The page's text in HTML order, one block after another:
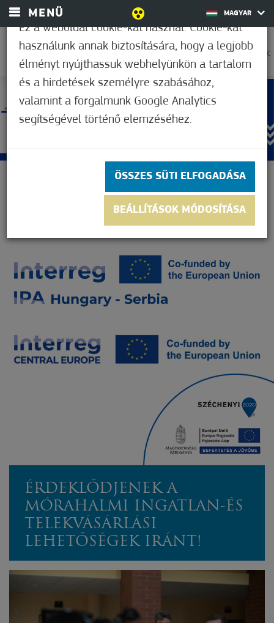
MENÜ MAGYAR
28,9°C
ÉRDEKLŐDJENEK A
MÓRAHALMI INGATLAN-ÉS
TELEKVÁSÁRLÁSI
LEHETŐSÉGEK IRÁNT!
Ez a weboldal cookie-kat használ. Cookie-kat
használunk annak biztosítására, hogy a legjobb
élményt nyújthassuk webhelyünkön a tartalom
és a hirdetések személyre szabásához,
valamint a forgalmunk Google Analytics
segítségével történő elemzéséhez.
ÖSSZES SÜTI ELFOGADÁSA
BEÁLLÍTÁSOK MÓDOSÍTÁSA